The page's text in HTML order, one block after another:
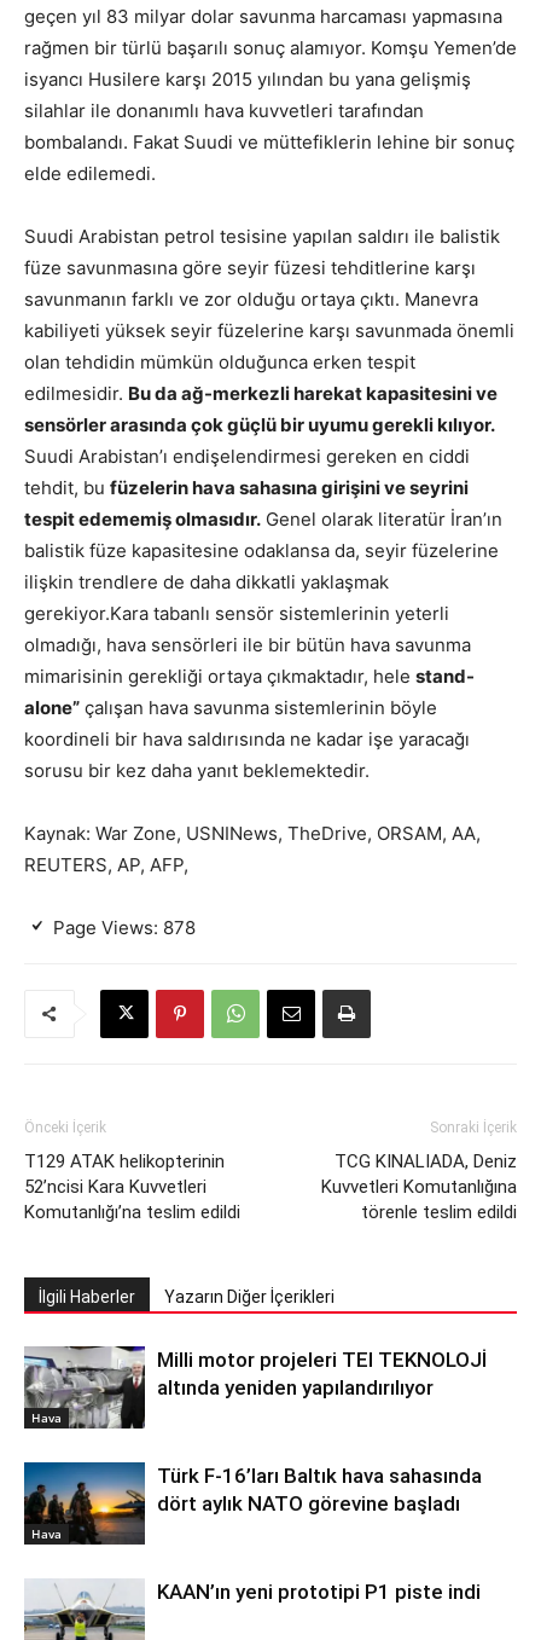
geçen yıl 83 milyar dolar savunma harcaması yapmasına
rağmen bir türlü başarılı sonuç alamıyor. Komşu Yemen’de
isyancı Husilere karşı 2015 yılından bu yana gelişmiş
silahlar ile donanımlı hava kuvvetleri tarafından
bombalandı. Fakat Suudi ve müttefiklerin lehine bir sonuç
elde edilemedi.
Suudi Arabistan petrol tesisine yapılan saldırı ile balistik
füze savunmasına göre seyir füzesi tehditlerine karşı
savunmanın farklı ve zor olduğu ortaya çıktı. Manevra
kabiliyeti yüksek seyir füzelerine karşı savunmada önemli
olan tehdidin mümkün olduğunca erken tespit
edilmesidir. Bu da ağ-merkezli harekat kapasitesini ve
sensörler arasında çok güçlü bir uyumu gerekli kılıyor.
Suudi Arabistan’ı endişelendirmesi gereken en ciddi
tehdit, bu füzelerin hava sahasına girişini ve seyrini
tespit edememiş olmasıdır. Genel olarak literatür İran’ın
balistik füze kapasitesine odaklansa da, seyir füzelerine
ilişkin trendlere de daha dikkatli yaklaşmak
gerekiyor.Kara tabanlı sensör sistemlerinin yeterli
olmadığı, hava sensörleri ile bir bütün hava savunma
mimarisinin gerekliği ortaya çıkmaktadır, hele stand-
alone” çalışan hava savunma sistemlerinin böyle
koordineli bir hava saldırısında ne kadar işe yaracağı
sorusu bir kez daha yanıt beklemektedir.
Kaynak: War Zone, USNINews, TheDrive, ORSAM, AA,
REUTERS, AP, AFP,
Page Views: 878
Önceki İçerik
T129 ATAK helikopterinin
52’ncisi Kara Kuvvetleri
Komutanlığı’na teslim edildi
Sonraki İçerik
TCG KINALIADA, Deniz
Kuvvetleri Komutanlığına
törenle teslim edildi
İlgili Haberler Yazarın Diğer İçerikleri
Hava
Milli motor projeleri TEI TEKNOLOJİ
altında yeniden yapılandırılıyor
Hava
Türk F-16’ları Baltık hava sahasında
dört aylık NATO görevine başladı
KAAN’ın yeni prototipi P1 piste indi